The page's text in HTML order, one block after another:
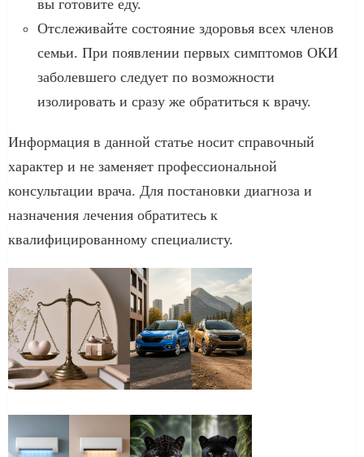
вы готовите еду.
Отслеживайте состояние здоровья всех членов
семьи. При появлении первых симптомов ОКИ
заболевшего следует по возможности
изолировать и сразу же обратиться к врачу.
Информация в данной статье носит справочный
характер и не заменяет профессиональной
консультации врача. Для постановки диагноза и
назначения лечения обратитесь к
квалифицированному специалисту.